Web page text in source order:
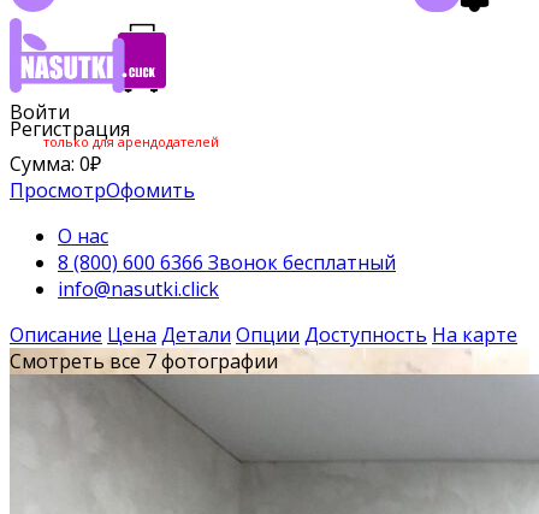
Войти
Регистрация
только для арендодателей
Сумма: 0₽
ПросмотрОфомить
О нас
8 (800) 600 6366 Звонок бесплатный
info@nasutki.click
Описание Цена Детали Опции Доступность На карте
Смотреть все 7 фотографии